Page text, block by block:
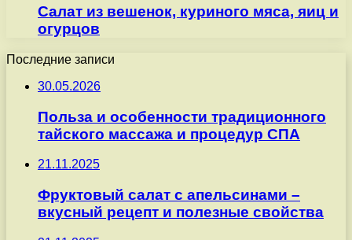
Салат из вешенок, куриного мяса, яиц и
огурцов
Последние записи
30.05.2026
Польза и особенности традиционного
тайского массажа и процедур СПА
21.11.2025
Фруктовый салат с апельсинами –
вкусный рецепт и полезные свойства